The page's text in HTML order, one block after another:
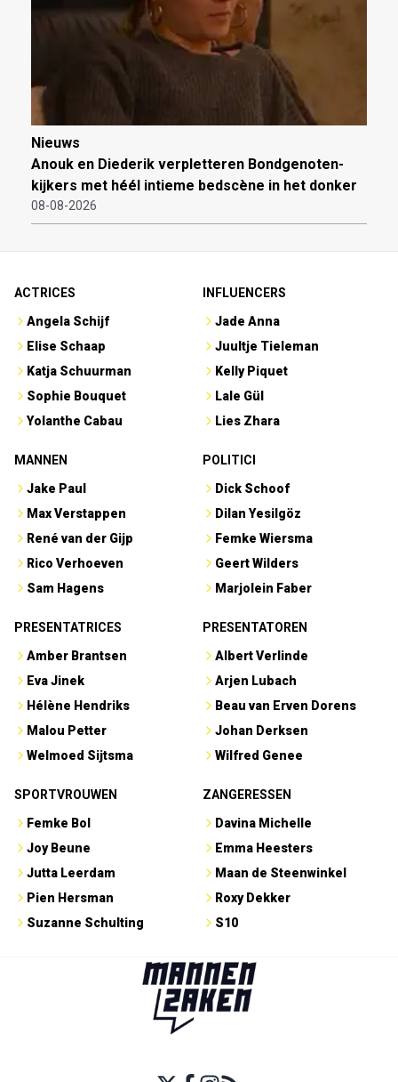
Nieuws
Anouk en Diederik verpletteren Bondgenoten-
kijkers met héél intieme bedscène in het donker
08-08-2026
ACTRICES
Angela Schijf
Elise Schaap
Katja Schuurman
Sophie Bouquet
Yolanthe Cabau
INFLUENCERS
Jade Anna
Juultje Tieleman
Kelly Piquet
Lale Gül
Lies Zhara
MANNEN
Jake Paul
Max Verstappen
René van der Gijp
Rico Verhoeven
Sam Hagens
POLITICI
Dick Schoof
Dilan Yesilgöz
Femke Wiersma
Geert Wilders
Marjolein Faber
PRESENTATRICES
Amber Brantsen
Eva Jinek
Hélène Hendriks
Malou Petter
Welmoed Sijtsma
PRESENTATOREN
Albert Verlinde
Arjen Lubach
Beau van Erven Dorens
Johan Derksen
Wilfred Genee
SPORTVROUWEN
Femke Bol
Joy Beune
Jutta Leerdam
Pien Hersman
Suzanne Schulting
ZANGERESSEN
Davina Michelle
Emma Heesters
Maan de Steenwinkel
Roxy Dekker
S10